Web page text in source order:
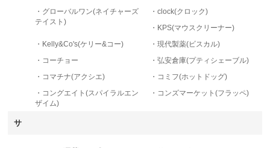
・グローバルワン(ネイチャーズ
テイスト)
・clock(クロック)
・KPS(マウスクリーナー)
・Kelly&Co's(ケリー&コー) ・現代製薬(ビスカル)
・コーチョー ・弘安倉庫(プティシェーブル)
・コマチナ(アクシエ) ・コミフ(ホットドッグ)
・コングエイト(スパイラルエン
ザイム)
・コンズマーケット(フラッペ)
サ